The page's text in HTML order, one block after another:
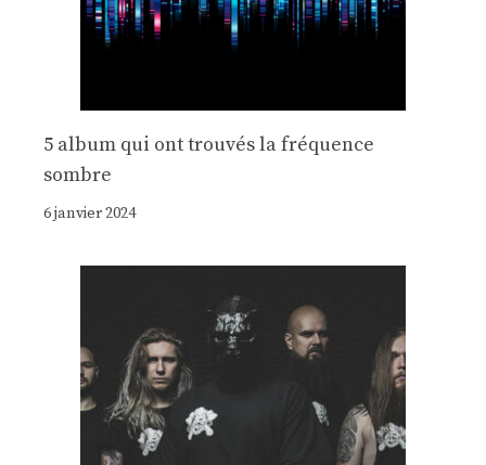
5 album qui ont trouvés la fréquence
sombre
6 janvier 2024